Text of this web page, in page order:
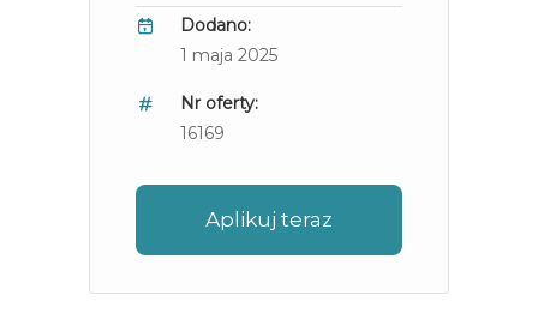
Dodano:
1 maja 2025
Nr oferty:
16169
Aplikuj teraz